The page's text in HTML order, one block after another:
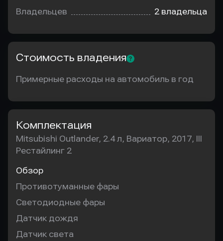
Владельцев 2 владельца
Стоимость владения
Примерные расходы на автомобиль в год
Комплектация
Mitsubishi Outlander, 2.4 л, Вариатор, 2017, III
Рестайлинг 2
Обзор
Противотуманные фары
Светодиодные фары
Датчик дождя
Датчик света